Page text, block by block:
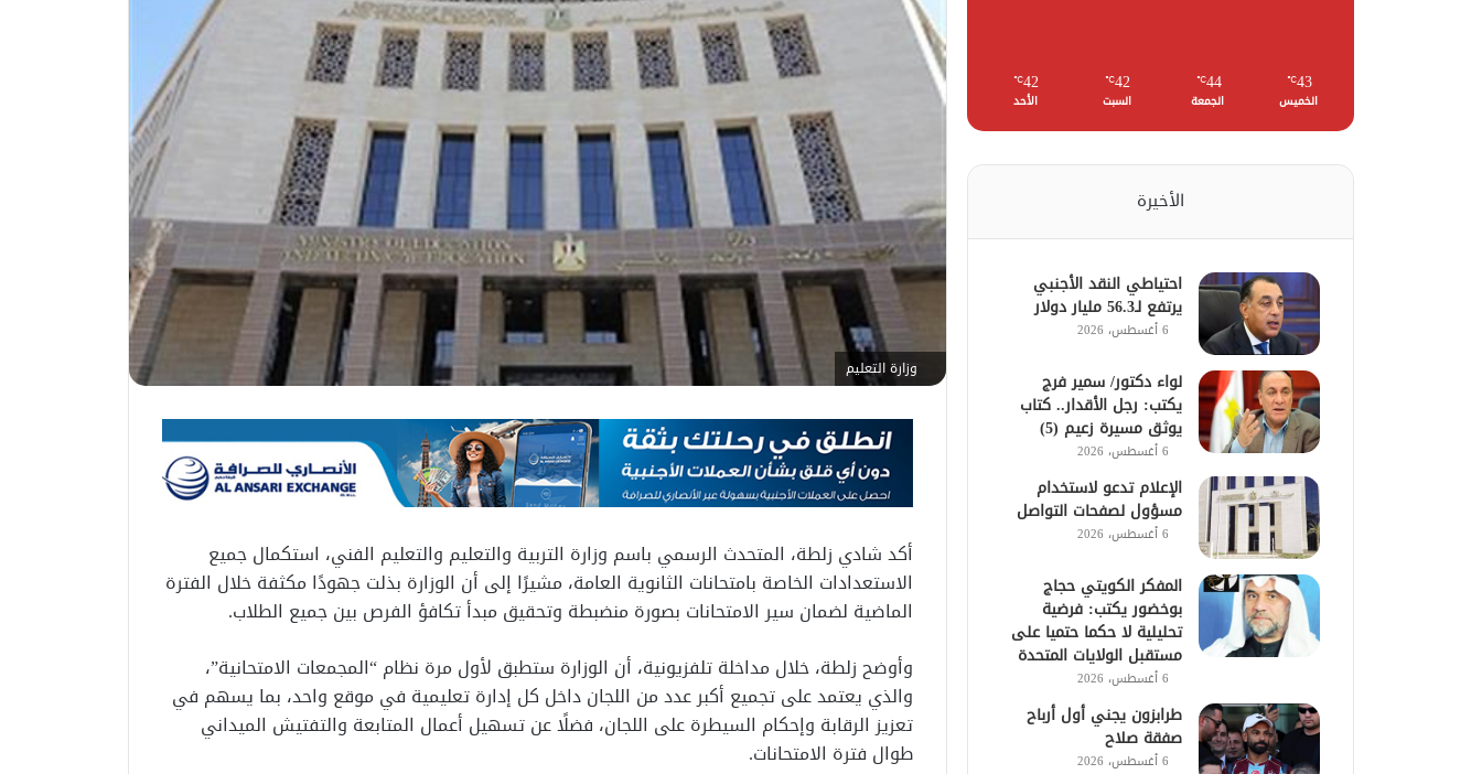
وزارة التعليم
أكد شادي زلطة، المتحدث الرسمي باسم وزارة التربية والتعليم والتعليم الفني، استكمال جميع
الاستعدادات الخاصة بامتحانات الثانوية العامة، مشيرًا إلى أن الوزارة بذلت جهودًا مكثفة خلال الفترة
الماضية لضمان سير الامتحانات بصورة منضبطة وتحقيق مبدأ تكافؤ الفرص بين جميع الطلاب.
وأوضح زلطة، خلال مداخلة تلفزيونية، أن الوزارة ستطبق لأول مرة نظام “المجمعات الامتحانية”،
والذي يعتمد على تجميع أكبر عدد من اللجان داخل كل إدارة تعليمية في موقع واحد، بما يسهم في
تعزيز الرقابة وإحكام السيطرة على اللجان، فضلًا عن تسهيل أعمال المتابعة والتفتيش الميداني
طوال فترة الامتحانات.
43
℃
الخميس
44
℃
الجمعة
42
℃
السبت
42
℃
الأحد
الأخيرة
احتياطي النقد الأجنبي
يرتفع لـ56.3 مليار دولار
6 أغسطس، 2026
لواء دكتور/ سمير فرج
يكتب: رجل الأقدار.. كتاب
يوثق مسيرة زعيم (5)
6 أغسطس، 2026
الإعلام تدعو لاستخدام
مسؤول لصفحات التواصل
6 أغسطس، 2026
المفكر الكويتي حجاج
بوخضور يكتب: فرضية
تحليلية لا حكما حتميا على
مستقبل الولايات المتحدة
6 أغسطس، 2026
طرابزون يجني أول أرباح
صفقة صلاح
6 أغسطس، 2026